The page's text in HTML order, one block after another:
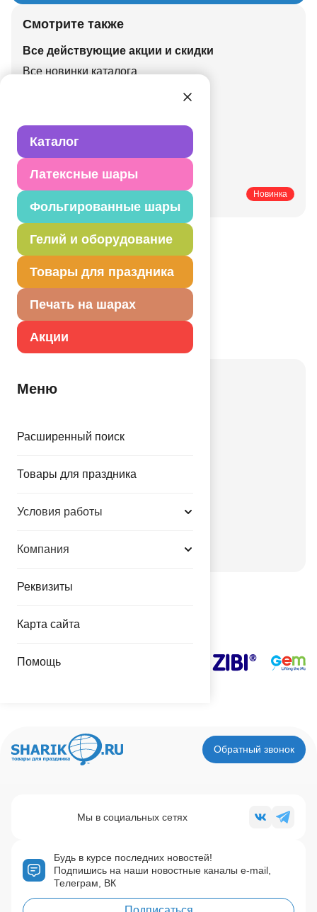
Каталог
Латексные шары
Фольгированные шары
Гелий и оборудование
Товары для праздника
Печать на шарах
Акции
Меню
Расширенный поиск
Товары для праздника
Условия работы
Компания
Реквизиты
Карта сайта
Помощь
Смотрите также
Все действующие акции и скидки
Все новинки каталога
Купить в розницу
Печатные каталоги
Новинка
Праздники
День рождения
Валентинов день
Новый год
Обратный звонок
Будь в курсе последних новостей!
Подпишись на наши новостные каналы e-mail,
Телеграм, ВК
Мы в социальных сетях